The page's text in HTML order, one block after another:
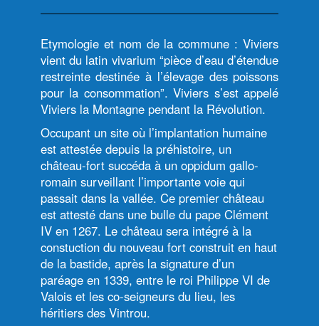
Etymologie et nom de la commune : Viviers
vient du latin vivarium “pièce d’eau d’étendue
restreinte destinée à l’élevage des poissons
pour la consommation”. Viviers s’est appelé
Viviers la Montagne pendant la Révolution.
Occupant un site où l’implantation humaine
est attestée depuis la préhistoire, un
château-fort succéda à un oppidum gallo-
romain surveillant l’importante voie qui
passait dans la vallée. Ce premier château
est attesté dans une bulle du pape Clément
IV en 1267. Le château sera intégré à la
constuction du nouveau fort construit en haut
de la bastide, après la signature d’un
paréage en 1339, entre le roi Philippe VI de
Valois et les co-seigneurs du lieu, les
héritiers des Vintrou.